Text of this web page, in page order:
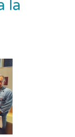
la